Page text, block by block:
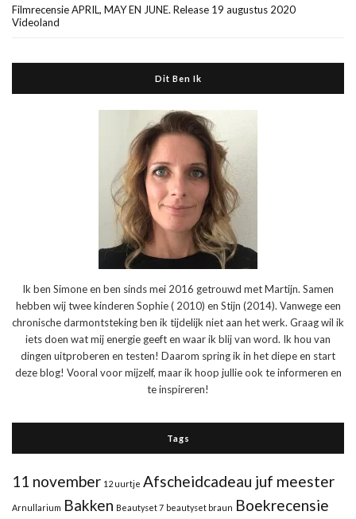
Filmrecensie APRIL, MAY EN JUNE. Release 19 augustus 2020
Videoland
Dit Ben Ik
Ik ben Simone en ben sinds mei 2016 getrouwd met Martijn. Samen
hebben wij twee kinderen Sophie ( 2010) en Stijn (2014). Vanwege een
chronische darmontsteking ben ik tijdelijk niet aan het werk. Graag wil ik
iets doen wat mij energie geeft en waar ik blij van word. Ik hou van
dingen uitproberen en testen! Daarom spring ik in het diepe en start
deze blog! Vooral voor mijzelf, maar ik hoop jullie ook te informeren en
te inspireren!
Tags
11 november 12 uurtje Afscheidcadeau juf meester
Arnullarium Bakken Beautyset 7 beautyset braun Boekrecensie